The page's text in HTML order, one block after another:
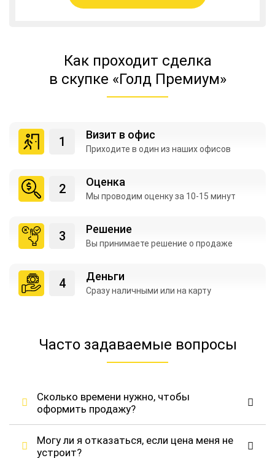
Как проходит сделка
в скупке «Голд Премиум»
Визит в офис
Приходите в один из наших офисов
Оценка
Мы проводим оценкуза 10-15 минут
Решение
Вы принимаете решение о продаже
Деньги
Сразу наличными или на карту
Часто задаваемые вопросы
Сколько времени нужно, чтобы
оформить продажу?
Могу ли я отказаться, если цена меня не
устроит?